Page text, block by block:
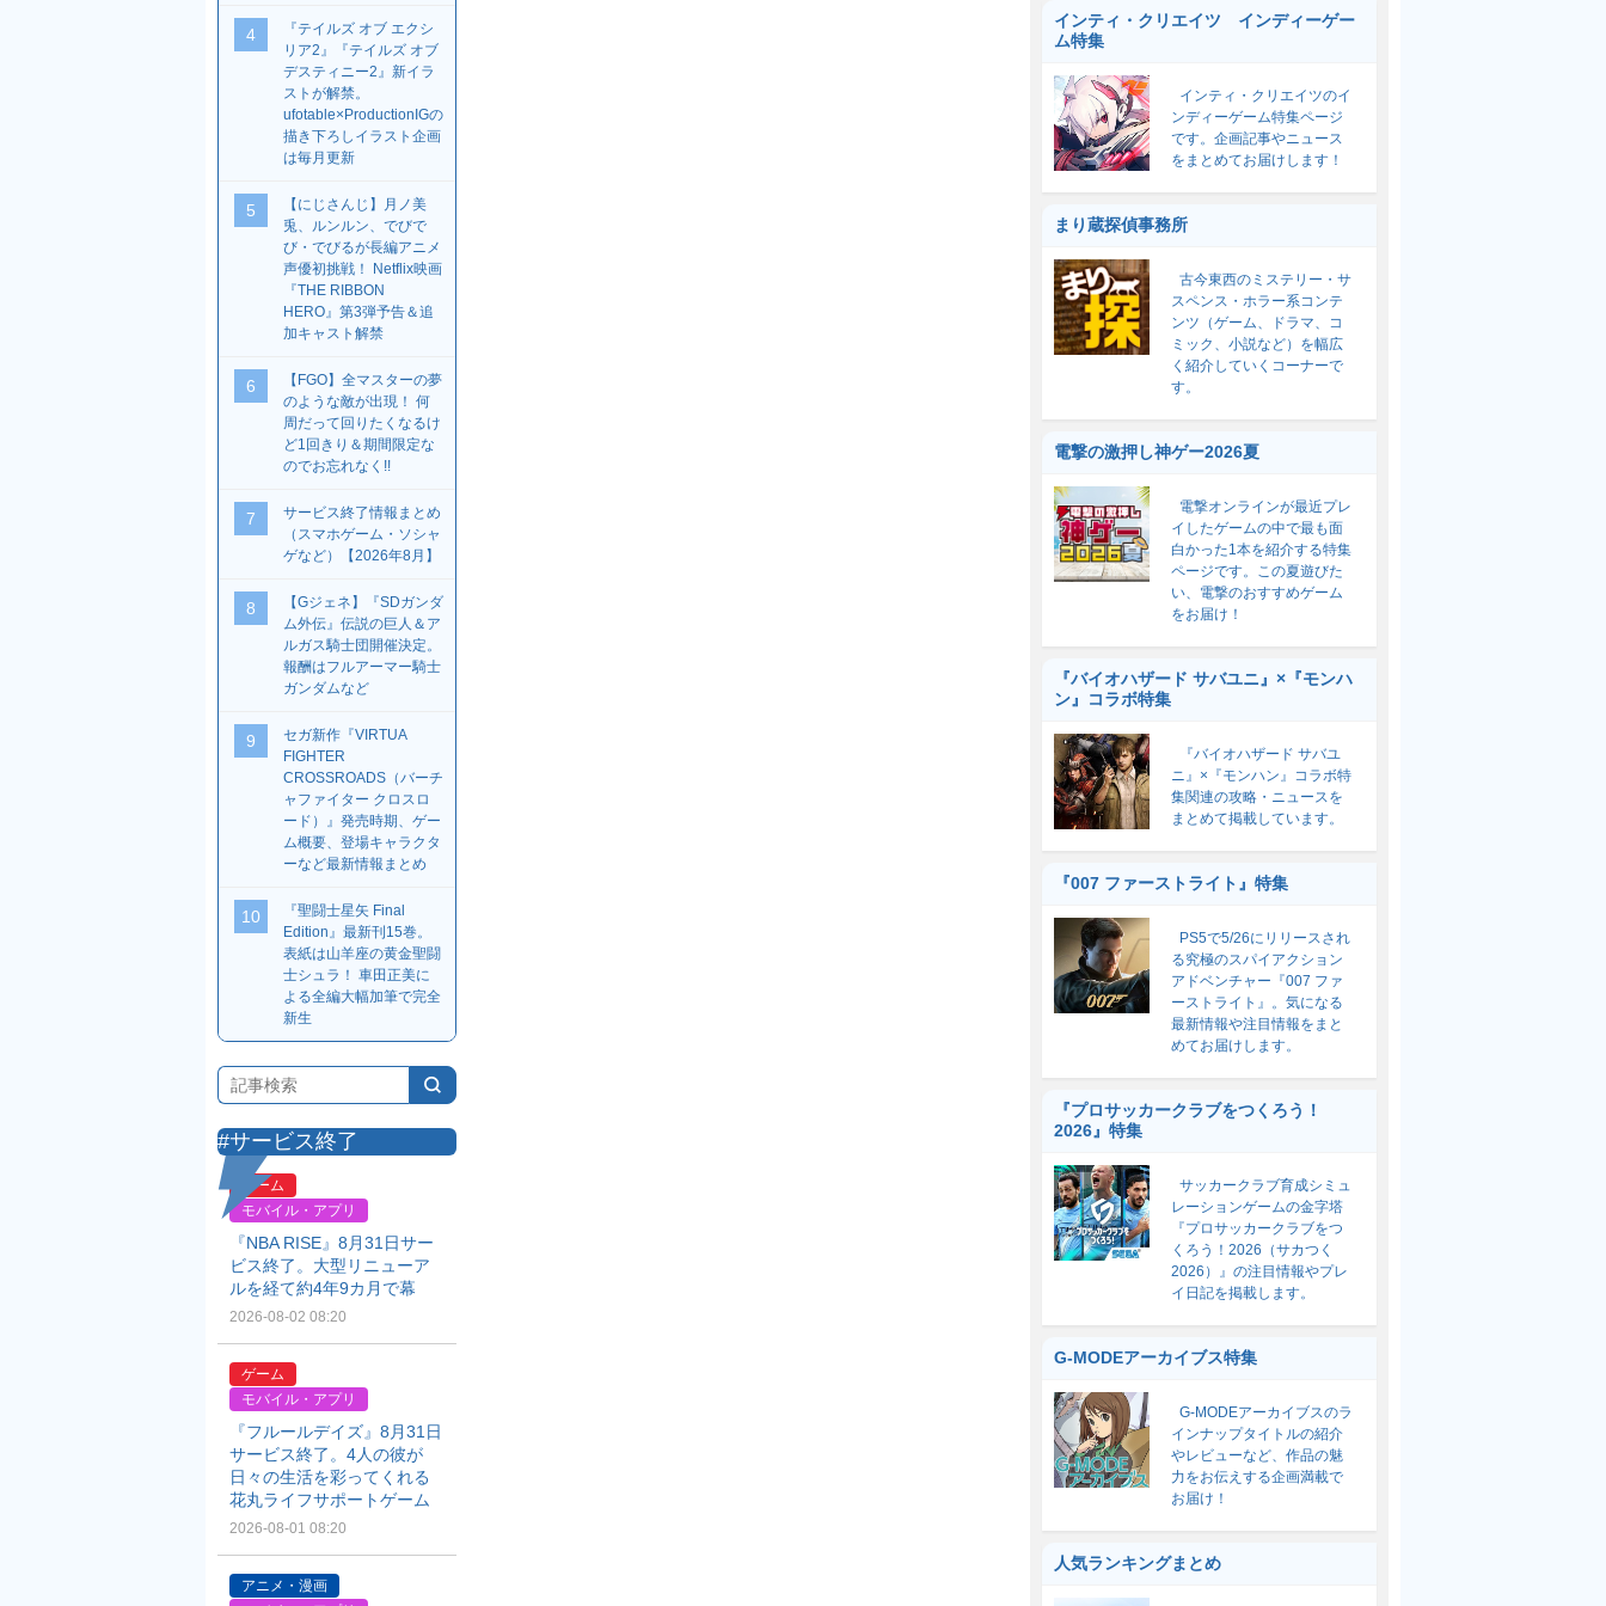
4
『テイルズ オブ エクシ
リア2』『テイルズ オブ
デスティニー2』新イラ
ストが解禁。
ufotable×ProductionIGの
描き下ろしイラスト企画
は毎月更新
5
【にじさんじ】月ノ美
兎、ルンルン、でびで
び・でびるが長編アニメ
声優初挑戦！ Netflix映画
『THE RIBBON
HERO』第3弾予告＆追
加キャスト解禁
6
【FGO】全マスターの夢
のような敵が出現！ 何
周だって回りたくなるけ
ど1回きり＆期間限定な
のでお忘れなく!!
7
サービス終了情報まとめ
（スマホゲーム・ソシャ
ゲなど）【2026年8月】
8
【Gジェネ】『SDガンダ
ム外伝』伝説の巨人＆ア
ルガス騎士団開催決定。
報酬はフルアーマー騎士
ガンダムなど
9
セガ新作『VIRTUA
FIGHTER
CROSSROADS（バーチ
ャファイター クロスロ
ード）』発売時期、ゲー
ム概要、登場キャラクタ
ーなど最新情報まとめ
10
『聖闘士星矢 Final
Edition』最新刊15巻。
表紙は山羊座の黄金聖闘
士シュラ！ 車田正美に
よる全編大幅加筆で完全
新生
#サービス終了
ゲーム
モバイル・アプリ
『NBA RISE』8月31日サー
ビス終了。大型リニューア
ルを経て約4年9カ月で幕
2026-08-02 08:20
ゲーム
モバイル・アプリ
『フルールデイズ』8月31日
サービス終了。4人の彼が
日々の生活を彩ってくれる
花丸ライフサポートゲーム
2026-08-01 08:20
アニメ・漫画
インティ・クリエイツ インディーゲー
ム特集
インティ・クリエイツのイ
ンディーゲーム特集ページ
です。企画記事やニュース
をまとめてお届けします！
まり蔵探偵事務所
古今東西のミステリー・サ
スペンス・ホラー系コンテ
ンツ（ゲーム、ドラマ、コ
ミック、小説など）を幅広
く紹介していくコーナーで
す。
電撃の激押し神ゲー2026夏
電撃オンラインが最近プレ
イしたゲームの中で最も面
白かった1本を紹介する特集
ページです。この夏遊びた
い、電撃のおすすめゲーム
をお届け！
『バイオハザード サバユニ』×『モンハ
ン』コラボ特集
『バイオハザード サバユ
ニ』×『モンハン』コラボ特
集関連の攻略・ニュースを
まとめて掲載しています。
『007 ファーストライト』特集
PS5で5/26にリリースされ
る究極のスパイアクション
アドベンチャー『007 ファ
ーストライト』。気になる
最新情報や注目情報をまと
めてお届けします。
『プロサッカークラブをつくろう！
2026』特集
サッカークラブ育成シミュ
レーションゲームの金字塔
『プロサッカークラブをつ
くろう！2026（サカつく
2026）』の注目情報やプレ
イ日記を掲載します。
G-MODEアーカイブス特集
G-MODEアーカイブスのラ
インナップタイトルの紹介
やレビューなど、作品の魅
力をお伝えする企画満載で
お届け！
人気ランキングまとめ